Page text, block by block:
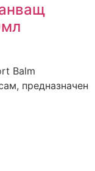
Balm
предназначен